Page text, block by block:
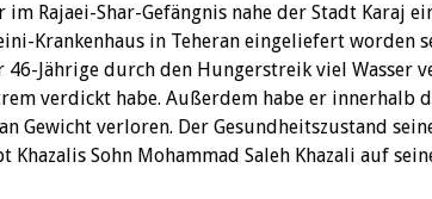
Rajaei-Shar-Gefängnis nahe der Stadt Karaj
Krankenhaus in Teheran eingeliefert worden
46-Jährige durch den Hungerstreik viel Wasser
verdickt habe. Außerdem habe er innerhalb
Gewicht verloren. Der Gesundheitszustand
Sohn Mohammad Saleh Khazali auf